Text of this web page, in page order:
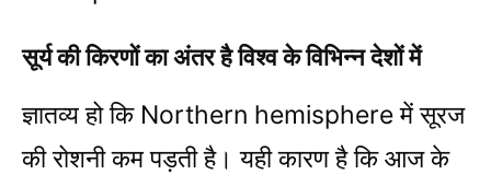
सूर्य की किरणों का अंतर है विश्व के विभिन्न देशों में
ज्ञातव्य हो कि Northern hemisphere में सूरज
की रोशनी कम पड़ती है। यही कारण है कि आज के